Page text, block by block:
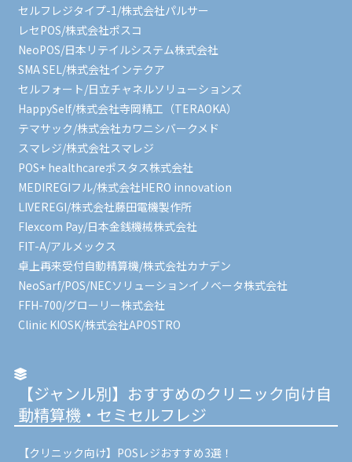
セルフレジタイプ-1/株式会社パルサー
レセPOS/株式会社ポスコ
NeoPOS/日本リテイルシステム株式会社
SMA SEL/株式会社インテクア
セルフォート/日立チャネルソリューションズ
HappySelf/株式会社寺岡精工（TERAOKA）
テマサック/株式会社カワニシバークメド
スマレジ/株式会社スマレジ
POS+ healthcareポスタス株式会社
MEDIREGIフル/株式会社HERO innovation
LIVEREGI/株式会社藤田電機製作所
Flexcom Pay/日本金銭機械株式会社
FIT-A/アルメックス
卓上再来受付自動精算機/株式会社カナデン
NeoSarf/POS/NECソリューションイノベータ株式会社
FFH-700/グローリー株式会社
Clinic KIOSK/株式会社APOSTRO
【ジャンル別】おすすめのクリニック向け自
動精算機・セミセルフレジ
【クリニック向け】POSレジおすすめ3選！